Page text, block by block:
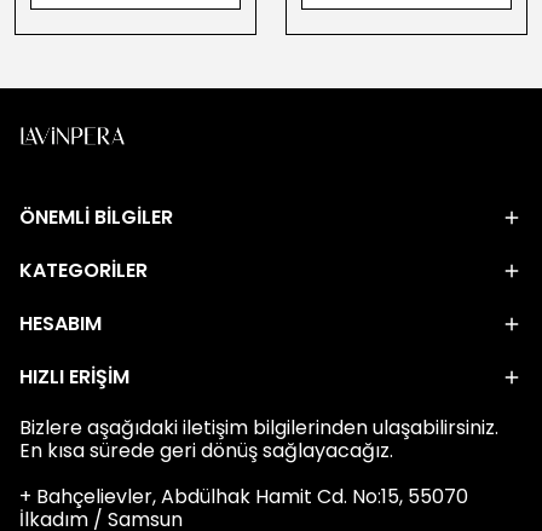
ÖNEMLİ BİLGİLER
KATEGORİLER
HESABIM
HIZLI ERİŞİM
Bizlere aşağıdaki iletişim bilgilerinden ulaşabilirsiniz.
En kısa sürede geri dönüş sağlayacağız.
+ Bahçelievler, Abdülhak Hamit Cd. No:15, 55070
İlkadım / Samsun